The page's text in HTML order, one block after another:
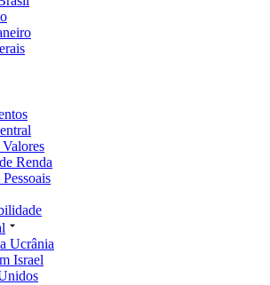
Renda
Ucrânia
Israel